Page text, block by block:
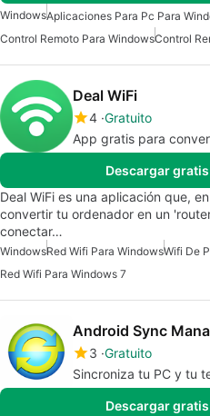
WindowsAplicaciones Para Pc Para
Control Remoto Para WindowsControl
Deal WiFi
4 Gratuito
App gratis para
Descargar
Deal WiFi es una aplicación que,
convertir tu ordenador en un
conectar…
WindowsRed Wifi Para WindowsWifi De
Red Wifi Para Windows 7
Android Sync
3 Gratuito
Sincroniza tu PC y tu
Descargar